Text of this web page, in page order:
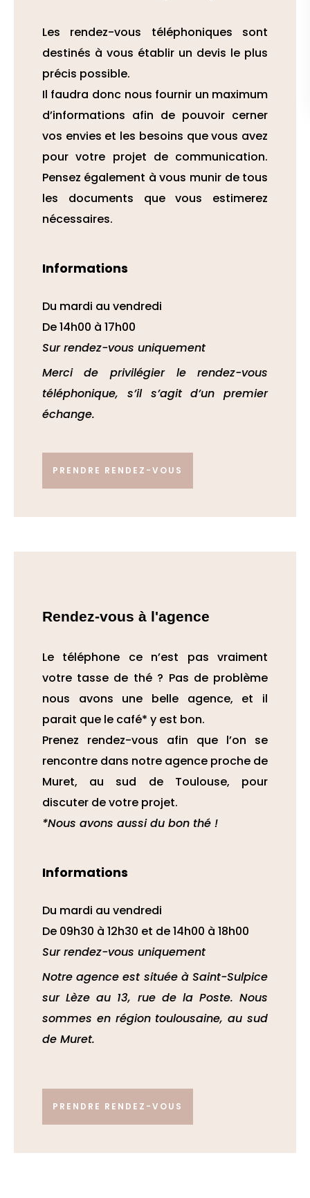
Les rendez-vous téléphoniques sont
destinés à vous établir un devis le plus
précis possible.
Il faudra donc nous fournir un maximum
d’informations afin de pouvoir cerner
vos envies et les besoins que vous avez
pour votre projet de communication.
Pensez également à vous munir de tous
les documents que vous estimerez
nécessaires.
Informations
Du mardi au vendredi
De 14h00 à 17h00
Sur rendez-vous uniquement
Merci de privilégier le rendez-vous
téléphonique, s’il s’agit d’un premier
échange.
PRENDRE RENDEZ-VOUS
Rendez-vous à l'agence
Le téléphone ce n’est pas vraiment
votre tasse de thé ? Pas de problème
nous avons une belle agence, et il
parait que le café* y est bon.
Prenez rendez-vous afin que l’on se
rencontre dans notre agence proche de
Muret, au sud de Toulouse, pour
discuter de votre projet.
*Nous avons aussi du bon thé !
Informations
Du mardi au vendredi
De 09h30 à 12h30 et de 14h00 à 18h00
Sur rendez-vous uniquement
Notre agence est située à Saint-Sulpice
sur Lèze au 13, rue de la Poste. Nous
sommes en région toulousaine, au sud
de Muret.
PRENDRE RENDEZ-VOUS